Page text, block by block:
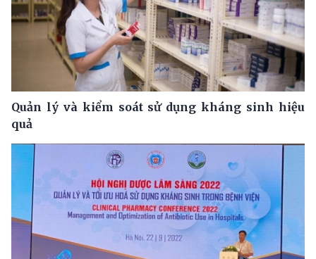
Quản lý và kiểm soát sử dụng kháng sinh hiệu
quả